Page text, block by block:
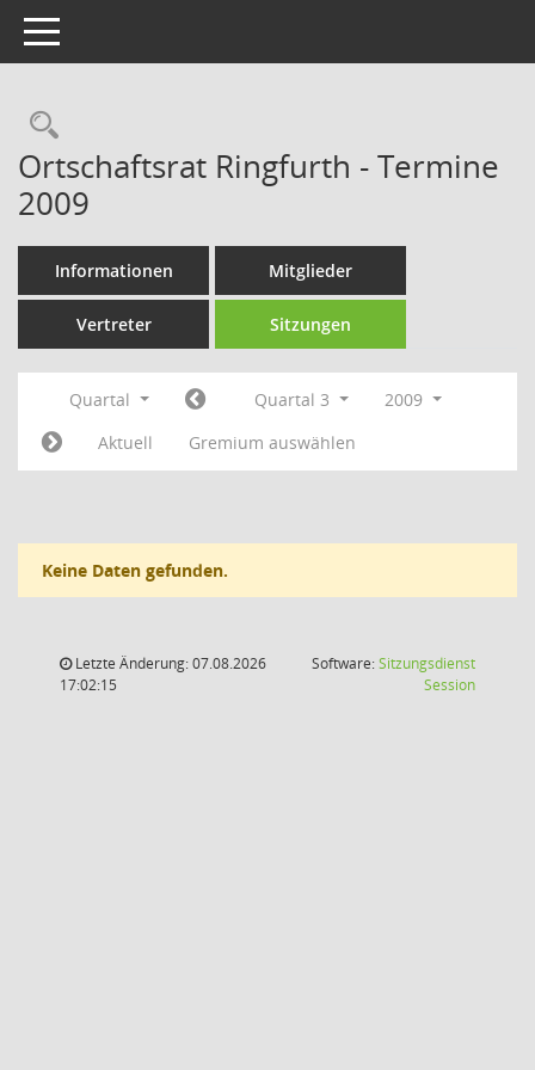
Toggle navigation
Rechercheauswahl
Ortschaftsrat Ringfurth - Termine
2009
Informationen Mitglieder
Vertreter Sitzungen
Quartal Quartal 3
2009
Aktuell
Gremium auswählen
Keine Daten gefunden.
Letzte Änderung: 07.08.2026
17:02:15
Software:Sitzungsdienst
Session(Wird in